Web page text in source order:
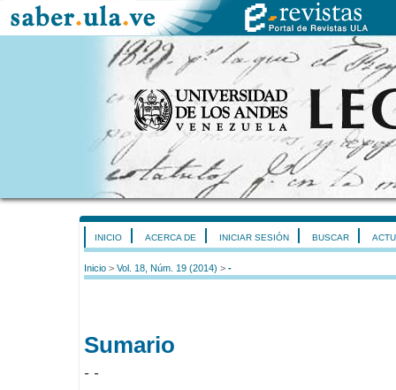
INICIO ACERCA DE INICIAR SESIÓN BUSCAR
Inicio > Vol. 18, Núm. 19 (2014) > -
Sumario
- -